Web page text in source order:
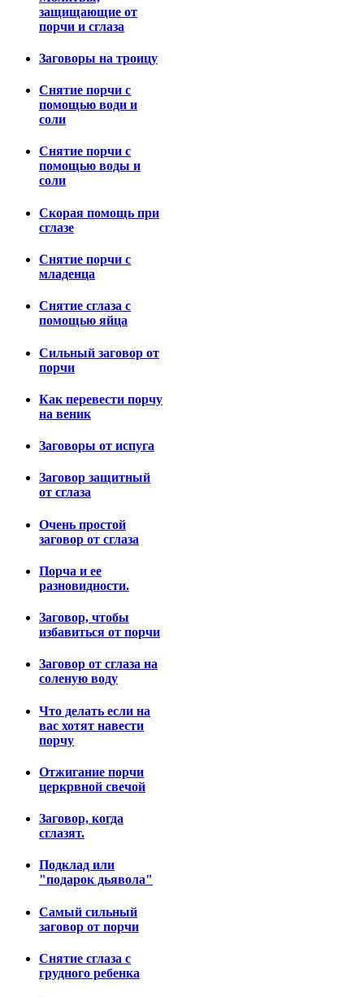
защищающие от
порчи и сглаза
Заговоры на троицу
Снятие порчи с
помощью води и
соли
Снятие порчи с
помощью воды и
соли
Скорая помощь при
сглазе
Снятие порчи с
младенца
Снятие сглаза с
помощью яйца
Сильный заговор от
порчи
Как перевести порчу
на веник
Заговоры от испуга
Заговор защитный
от сглаза
Очень простой
заговор от сглаза
Порча и ее
разновидности.
Заговор, чтобы
избавиться от порчи
Заговор от сглаза на
соленую воду
Что делать если на
вас хотят навести
порчу
Отжигание порчи
церкрвной свечой
Заговор, когда
сглазят.
Подклад или
"подарок дьявола"
Самый сильный
заговор от порчи
Снятие сглаза с
грудного ребенка